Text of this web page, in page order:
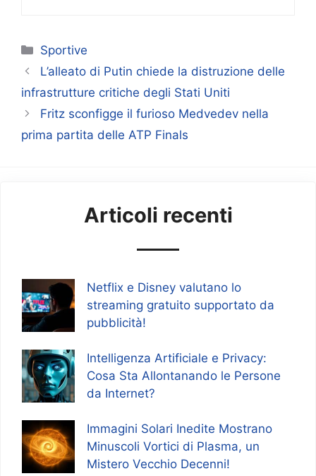
Categorie
Sportive
L’alleato di Putin chiede la distruzione delle
infrastrutture critiche degli Stati Uniti
Fritz sconfigge il furioso Medvedev nella
prima partita delle ATP Finals
Articoli recenti
Netflix e Disney valutano lo
streaming gratuito supportato da
pubblicità!
Intelligenza Artificiale e Privacy:
Cosa Sta Allontanando le Persone
da Internet?
Immagini Solari Inedite Mostrano
Minuscoli Vortici di Plasma, un
Mistero Vecchio Decenni!